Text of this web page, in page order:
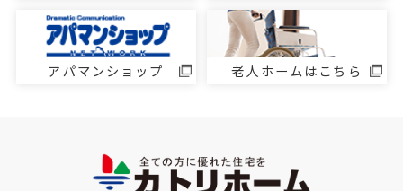
アパマンショップ 老人ホームはこちら